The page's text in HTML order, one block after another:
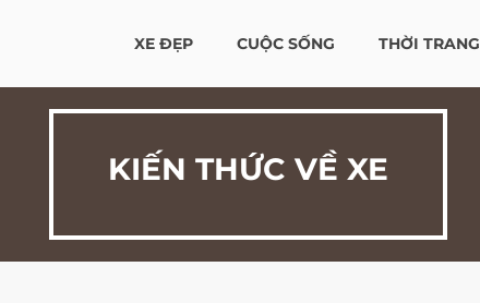
XE ĐẸP CUỘC SỐNG THỜI TRANG
KIẾN THỨC VỀ XE